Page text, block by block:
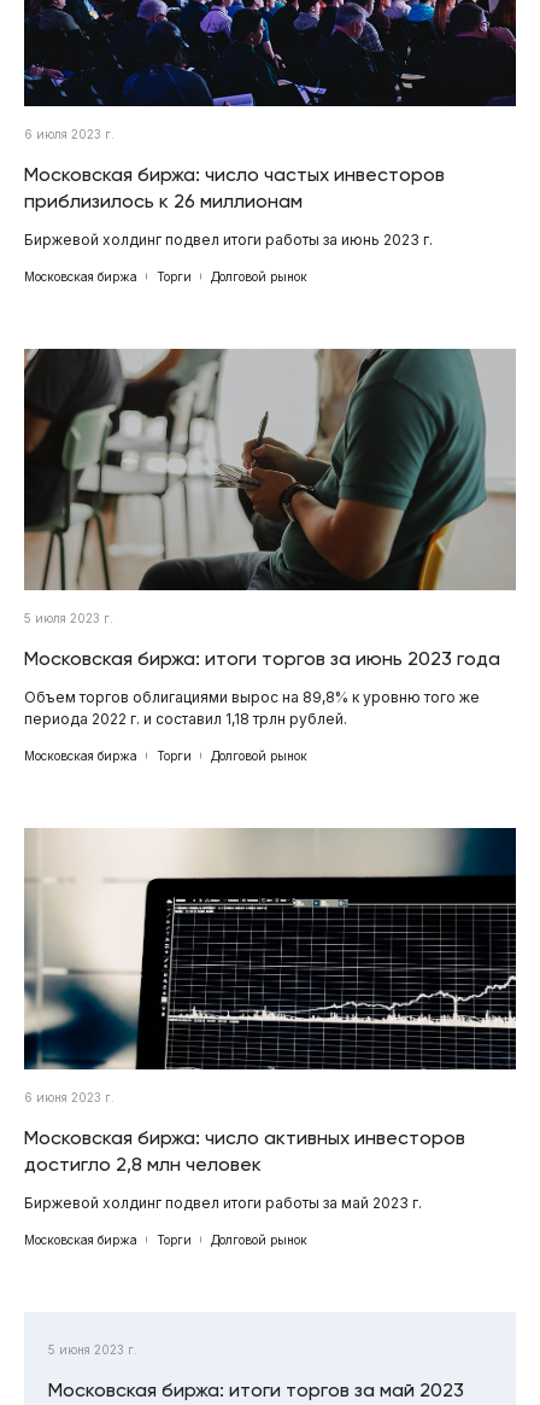
6 июля 2023 г.
Московская биржа: число частых инвесторов
приблизилось к 26 миллионам
Биржевой холдинг подвел итоги работы за июнь 2023 г.
Московская биржа Торги Долговой рынок
5 июля 2023 г.
Московская биржа: итоги торгов за июнь 2023 года
Объем торгов облигациями вырос на 89,8% к уровню того же
периода 2022 г. и составил 1,18 трлн рублей.
Московская биржа Торги Долговой рынок
6 июня 2023 г.
Московская биржа: число активных инвесторов
достигло 2,8 млн человек
Биржевой холдинг подвел итоги работы за май 2023 г.
Московская биржа Торги Долговой рынок
5 июня 2023 г.
Московская биржа: итоги торгов за май 2023